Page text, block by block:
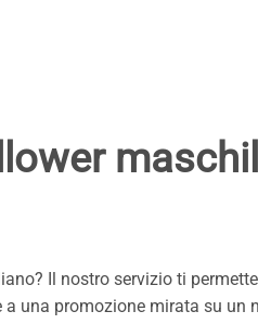
Il nostro servizio ti
una promozione mirata su